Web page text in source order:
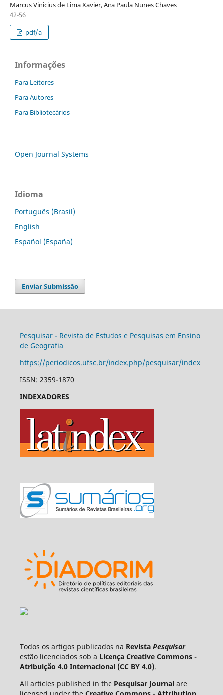
Marcus Vinicius de Lima Xavier, Ana Paula Nunes Chaves
42-56
pdf/a
Informações
Para Leitores
Para Autores
Para Bibliotecários
Open Journal Systems
Idioma
Português (Brasil)
English
Español (España)
Enviar Submissão
Pesquisar - Revista de Estudos e Pesquisas em Ensino
de Geografia
https://periodicos.ufsc.br/index.php/pesquisar/index
ISSN: 2359-1870
INDEXADORES
Todos os artigos publicados na Revista Pesquisar
estão licenciados sob a Licença Creative Commons -
Atribuição 4.0 Internacional (CC BY 4.0).
All articles published in the Pesquisar Journalare